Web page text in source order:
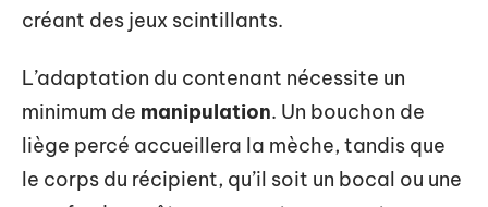
créant des jeux scintillants.
L’adaptation du contenant nécessite un
minimum de manipulation. Un bouchon de
liège percé accueillera la mèche, tandis que
le corps du récipient, qu’il soit un bocal ou une